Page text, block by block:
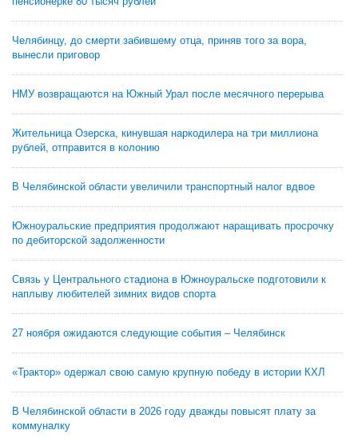
Челябинцу, до смерти забившему отца, приняв того за вора,
вынесли приговор
НМУ возвращаются на Южный Урал после месячного перерыва
Жительница Озерска, кинувшая наркодилера на три миллиона
рублей, отправится в колонию
В Челябинской области увеличили транспортный налог вдвое
Южноуральские предприятия продолжают наращивать просрочку
по дебиторской задолженности
Связь у Центрального стадиона в Южноуральске подготовили к
наплыву любителей зимних видов спорта
27 ноября ожидаются следующие события – Челябинск
«Трактор» одержал свою самую крупную победу в истории КХЛ
В Челябинской области в 2026 году дважды повысят плату за
коммуналку